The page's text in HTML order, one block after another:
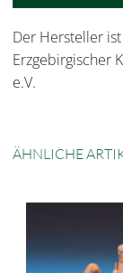
Der Hersteller
Erzgebirgischer
e.V.
ÄHNLICHE